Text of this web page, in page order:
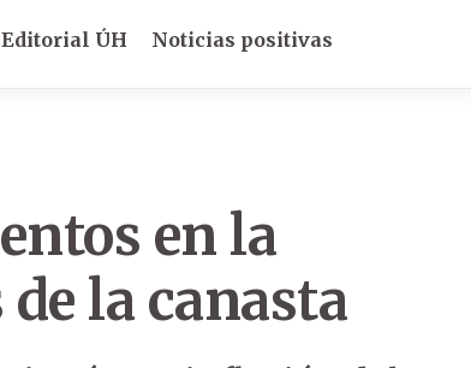
Editorial ÚH Noticias positivas
en la
la canasta